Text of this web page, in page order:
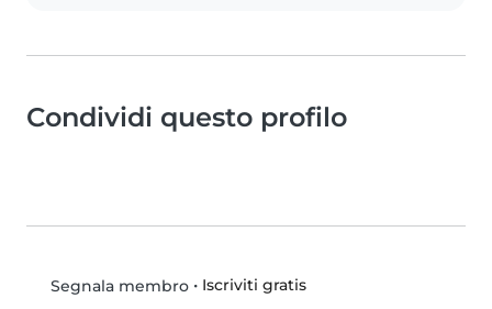
Condividi questo profilo
Segnala membro• Iscriviti gratis